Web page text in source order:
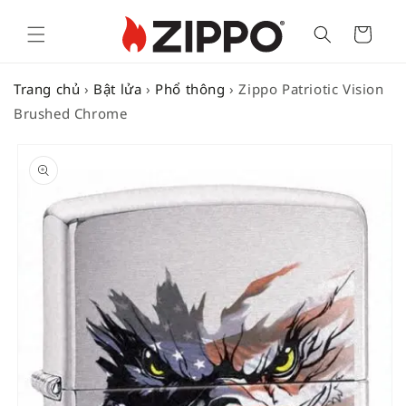
Cart
Trang chủ › Bật lửa › Phổ thông ›Zippo Patriotic Vision
Brushed Chrome
PRODUCT
INFORMATION